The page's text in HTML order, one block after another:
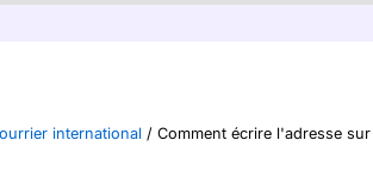
international / Comment écrire l'adresse